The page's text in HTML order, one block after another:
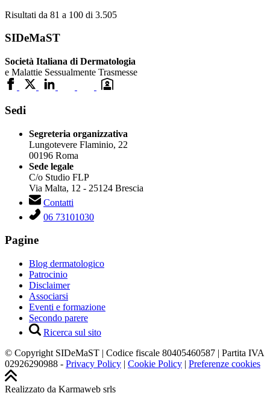
Risultati da 81 a 100 di 3.505
SIDeMaST
Società Italiana di Dermatologia
e Malattie Sessualmente Trasmesse
Sedi
Segreteria organizzativa
Lungotevere Flaminio, 22
00196 Roma
Sede legale
C/o Studio FLP
Via Malta, 12 - 25124 Brescia
Contatti
06 73101030
Pagine
Blog dermatologico
Patrocinio
Disclaimer
Associarsi
Eventi e formazione
Secondo parere
Ricerca sul sito
© Copyright SIDeMaST | Codice fiscale 80405460587 | Partita IVA
02926290988 - Privacy Policy | Cookie Policy | Preferenze cookies
Realizzato da Karmaweb srls